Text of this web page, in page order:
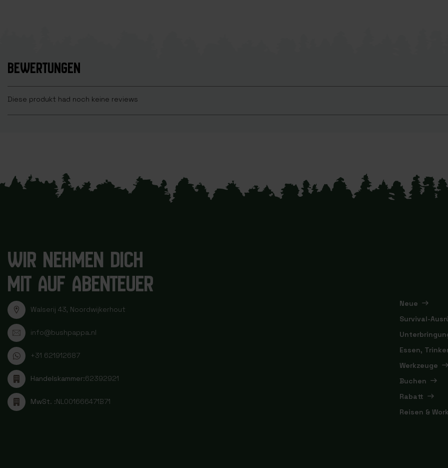
BEWERTUNGEN
Diese produkt had noch keine reviews
WIR NEHMEN DICH
MIT AUF ABENTEUER
Walserij 43, Noordwijkerhout
info@bushpappa.nl
+31 621912687
Handelskammer:62392921
MwSt. :NL001666471B71
Neue
Survival-
Essen,
Werkzeuge
Buchen
Rabatt
Reisen &